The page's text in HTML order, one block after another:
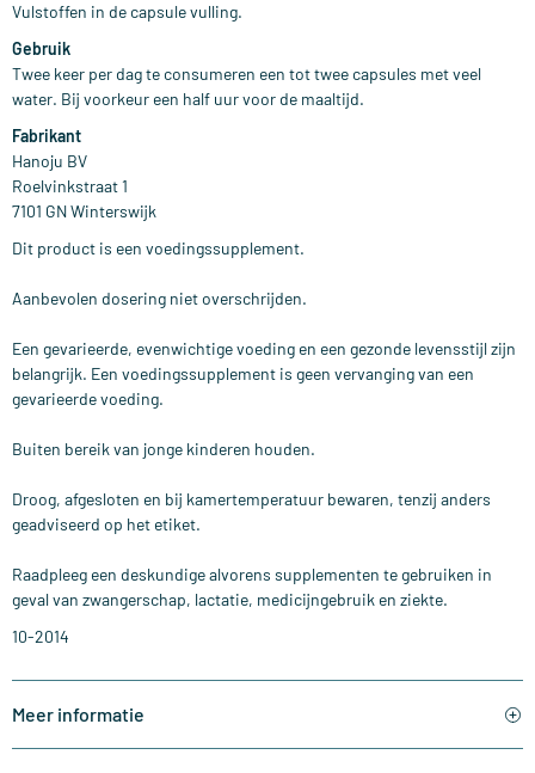
Vulstoffen in de capsule vulling.
Gebruik
Twee keer per dag te consumeren een tot twee capsules met veel
water. Bij voorkeur een half uur voor de maaltijd.
Fabrikant
Hanoju BV
Roelvinkstraat 1
7101 GN Winterswijk
Dit product is een voedingssupplement.
Aanbevolen dosering niet overschrijden.
Een gevarieerde, evenwichtige voeding en een gezonde levensstijl zijn
belangrijk. Een voedingssupplement is geen vervanging van een
gevarieerde voeding.
Buiten bereik van jonge kinderen houden.
Droog, afgesloten en bij kamertemperatuur bewaren, tenzij anders
geadviseerd op het etiket.
Raadpleeg een deskundige alvorens supplementen te gebruiken in
geval van zwangerschap, lactatie, medicijngebruik en ziekte.
10-2014
Meer informatie